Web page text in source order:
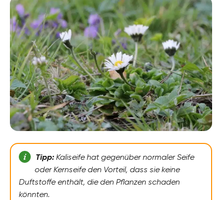
Tipp:Kaliseife hat gegenüber normaler Seife
oder Kernseife den Vorteil, dass sie keine
Duftstoffe enthält, die den Pflanzen schaden
könnten.